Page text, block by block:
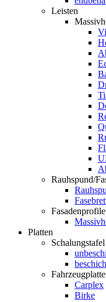
Leisten
Rauhspund/
Fasadenprofile
Platten
Schalungstafel
Carplex
Birke